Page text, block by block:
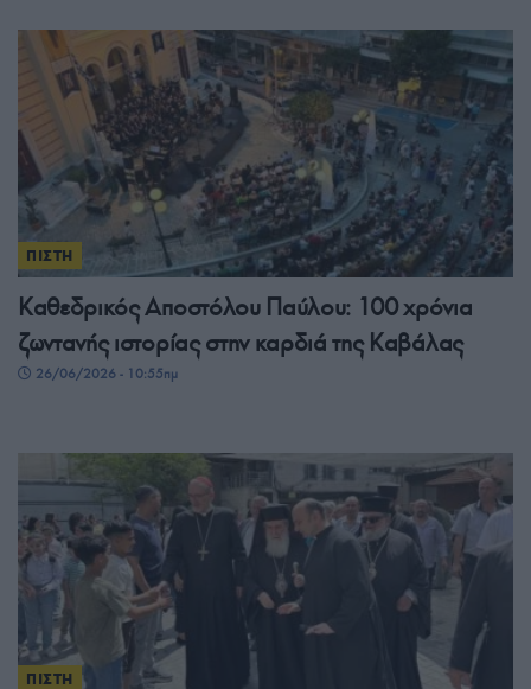
ΠΙΣΤΗ
Καθεδρικός Αποστόλου Παύλου: 100 χρόνια
ζωντανής ιστορίας στην καρδιά της Καβάλας
26/06/2026 - 10:55πμ
ΠΙΣΤΗ